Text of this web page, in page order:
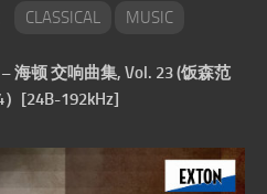
CLASSICAL MUSIC
海顿 交响曲集, Vol. 23 (饭森范
[24B-192kHz]